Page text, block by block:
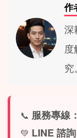
作
深
究。
📞 服務專線：
💚 LINE 諮詢